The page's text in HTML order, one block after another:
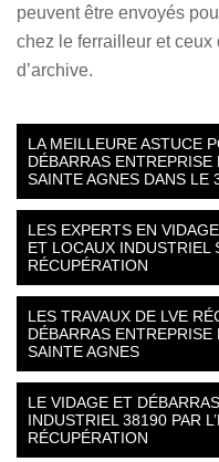
peuvent être envoyés
chez le ferrailleur et
d’archive.
LA MEILLEURE ASTUCE
DÉBARRAS ENTREPRISE
SAINTE AGNES DANS LE
LES EXPERTS EN
ET LOCAUX INDUSTRIEL
RÉCUPÉRATION
LES TRAVAUX DE LVE
DÉBARRAS ENTREPRISE
SAINTE AGNES
LE VIDAGE ET
INDUSTRIEL 38190 PAR
RÉCUPÉRATION